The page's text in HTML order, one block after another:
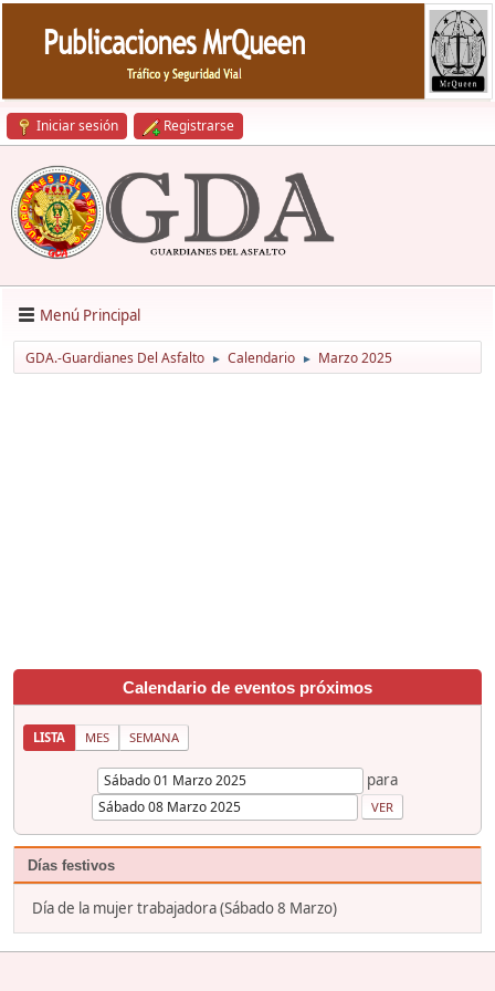
Iniciar sesión Registrarse
Menú Principal
GDA.-Guardianes Del Asfalto ► Calendario ► Marzo 2025
Calendario de eventos próximos
LISTA MES SEMANA
para
Días festivos
Día de la mujer trabajadora (Sábado 8 Marzo)